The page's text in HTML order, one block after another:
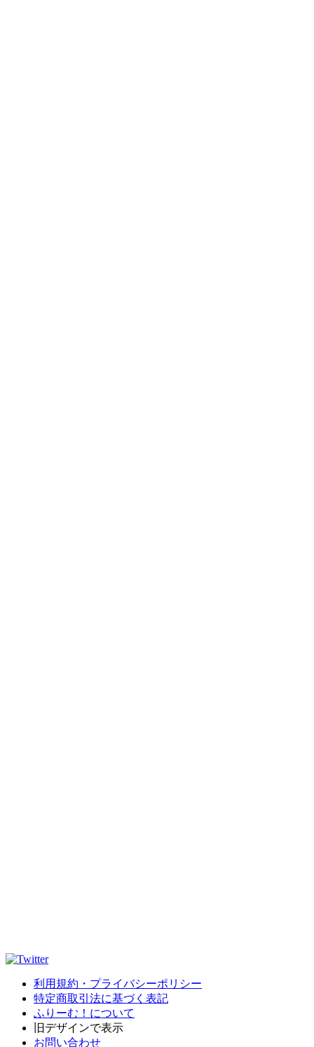
利用規約・プライバシーポリシー
特定商取引法に基づく表記
ふりーむ！について
旧デザインで表示
お問い合わせ